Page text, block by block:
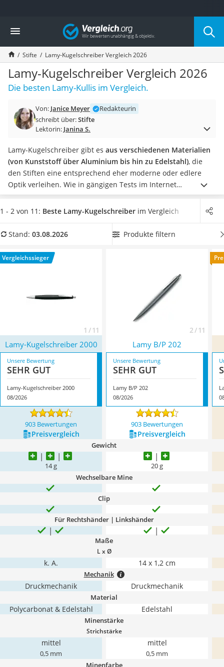
Die beliebtesten Vergleiche nach Kategorie
Wohnen
Matratzen-Topper
Matratzen
Konferenzlautsprecher
Tageslichtlampe
Badlüfter
Bürohocker
Außenleuchte mit Kamera
Akku-Tischlampe
Konferenzmikrofon
Klappmatratze
Duschkopf mit Kalkfilter
Aktenvernichter Sicherheitsstufe 4
Bettgitter
Topper 100 x 200
Höhenverstellbarer Schreibtisch
Matratze 90 x 200 cm
Vergleich
Stifte Lamy-Kugelschreiber Vergleich 2026
Lamy-Kugelschreiber Vergleich 2026
Die besten Lamy-Kullis im Vergleich.
Von: Janice Meyer
Redakteurin
schreibt über:Stifte
Lektorin: Janina S.
Lamy-Kugelschreiber gibt es aus verschiedenen Materialien
(von Kunststoff über Aluminium bis hin zu Edelstahl), die
den Stiften eine entsprechend eher moderne oder edlere
Optik verleihen. Wie in gängigen Tests im Internet
beschrieben wird, gibt es die meisten Modelle auchin
zahlreichen verschiedenen Farben. Wählen Sie jetzt einen
unserer Vergleichstabelle, um denKugelschreiber
Hand zu schnell ermüdet. Überzeugt hat uns hier im August
2026 besonders das Modell
1 - 2 von 11: Beste Lamy-Kugelschreiber im Vergleich
Stand: 03.08.2026 Produkte filtern
Vergleichssieger
1 / 11 2 / 11
Lamy-Kugelschreiber 2000 Lamy B/P 202
Unsere Bewertung
SEHR GUT
Lamy-Kugelschreiber 2000
08/2026
Unsere Bewertung
SEHR GUT
Lamy B/P 202
08/2026
903 Bewertungen 903 Bewertungen
Preis­vergleich Preis­vergleich
Gewicht
14 g 20 g
Wechselbare Mine
Clip
Für Rechtshänder | Linkshänder
Maße
L x Ø
k. A. ‎14 x 1,2 cm
Mechanik
Druckmechanik Druckmechanik
Material
Polycarbonat & Edelstahl Edelstahl
Minenstärke
Strichstärke
mittel
0,5 mm
mittel
0,5 mm
Minenfarbe